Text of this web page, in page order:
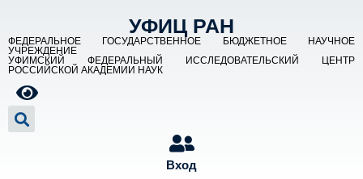
УФИЦ РАН
ФЕДЕРАЛЬНОЕ ГОСУДАРСТВЕННОЕ БЮДЖЕТНОЕ НАУЧНОЕ
УЧРЕЖДЕНИЕ
УФИМСКИЙ ФЕДЕРАЛЬНЫЙ ИССЛЕДОВАТЕЛЬСКИЙ ЦЕНТР
РОССИЙСКОЙ АКАДЕМИИ НАУК
Вход